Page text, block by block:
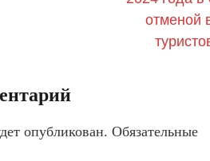
отменой
опубликован. Обязательные